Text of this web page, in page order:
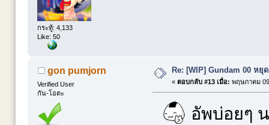
กระทู้: 4,133
Like: 50
gon pumjorn
Verified User
กัน-โอตะ
Re: [WIP] Gundam 00 หยุ
« ตอบกลับ #13 เมื่อ: พฤษภาคม
อัพบ่อยๆ